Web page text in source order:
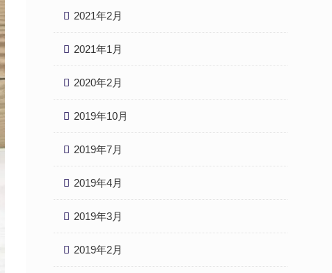
2021年2月
2021年1月
2020年2月
2019年10月
2019年7月
2019年4月
2019年3月
2019年2月